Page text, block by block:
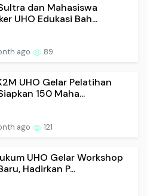
dan Mahasiswa
UHO Edukasi Bah...
ago 89
UHO Gelar Pelatihan
150 Maha...
ago 121
UHO Gelar Workshop
Hadirkan P...